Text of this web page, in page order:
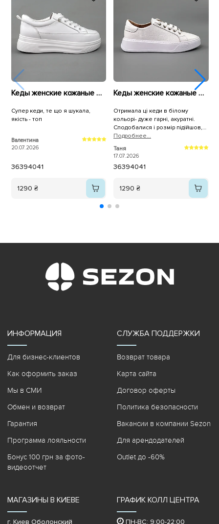
Кеды женские кожаные 596010 Белые
Супер кеди, те що я шукала,
якість - топ
Валентина
20.07.2026
36394041
1290 ₴
Кеды женские кожаные 589967 Белые
Отримала ці кеди в білому
кольорі- дуже гарні, акуратні.
Сподобалися і розмір підійшов,
брала трішки більші. Дякую, як
завжди за оперативну доставку!
Подробнее...
Таня
17.07.2026
36394041
1290 ₴
ИНФОРМАЦИЯ
Для бизнес-клиентов
Как оформить заказ
Мы в СМИ
Обмен и возврат
Гарантия
Программа лояльности
Бонус 100 грн за фото-
видеоотчет
СЛУЖБА ПОДДЕРЖКИ
Возврат товара
Карта сайта
Договор оферты
Политика безопасности
Вакансии в компании Sezon
Для арендодателей
Outlet до -60%
МАГАЗИНЫ В КИЕВЕ
г. Киев Оболонский
ГРАФИК КОЛЛ ЦЕНТРА
ПН-ВС: 9:00-22:00